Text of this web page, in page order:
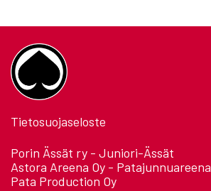
Tietosuojaseloste
Porin Ässät ry - Juniori-Ässät
Astora Areena Oy - Patajunnuareena
Pata Production Oy